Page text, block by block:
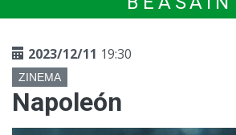
2023/12/11 19:30
ZINEMA
Napoleón